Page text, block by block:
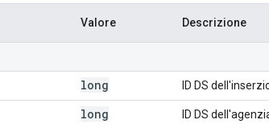
Valore Descrizione
long ID DS
long ID DS